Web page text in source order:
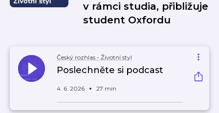
v rámci studia, přibližuje
student Oxfordu
Český rozhlas - Životní styl
Poslechněte si podcast
4. 6. 2026 27 min